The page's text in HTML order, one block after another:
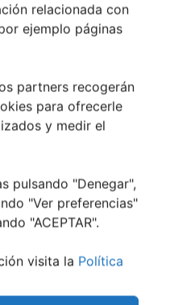
relacionada con
ejemplo páginas
partners recogerán
para ofrecerle
y medir el
pulsando "Denegar",
"Ver preferencias"
"ACEPTAR".
visita la Política